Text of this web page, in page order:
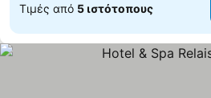
Τιμές από 5 ιστότοπους